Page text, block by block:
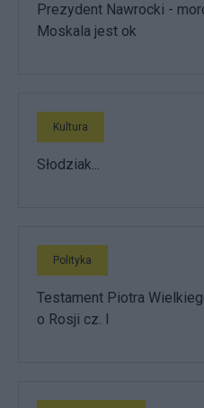
Prezydent Nawrocki -
Moskala jest ok
Kultura
Słodziak...
Polityka
Testament Piotra
o Rosji cz. I